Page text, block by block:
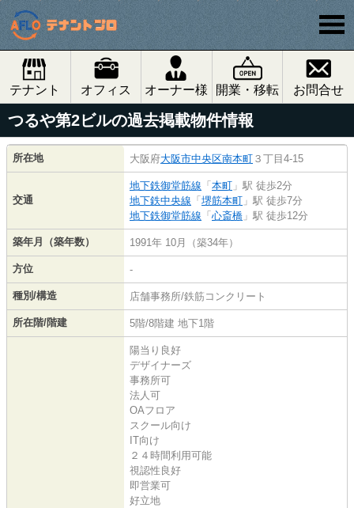
テナント オフィス オーナー様 開業・移転 お問合せ
つるや第2ビルの過去掲載物件情報
所在地 大阪府大阪市中央区南本町 ３丁目4-15
交通
地下鉄御堂筋線 「本町 」駅 徒歩2分
地下鉄中央線 「堺筋本町 」駅 徒歩7分
地下鉄御堂筋線 「心斎橋 」駅 徒歩12分
築年月（築年数） 1991年 10月（築34年）
方位 -
種別/構造 店舗事務所/鉄筋コンクリート
所在階/階建 5階/8階建 地下1階
陽当り良好
デザイナーズ
事務所可
法人可
OAフロア
スクール向け
IT向け
２４時間利用可能
視認性良好
即営業可
好立地